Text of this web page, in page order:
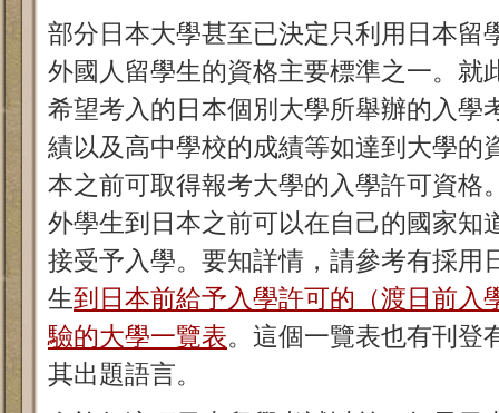
部分日本大學甚至已決定只利用日本留
外國人留學生的資格主要標準之一。就
希望考入的日本個別大學所舉辦的入學
績以及高中學校的成績等如達到大學的
本之前可取得報考大學的入學許可資格
外學生到日本之前可以在自己的國家知
接受予入學。要知詳情，請參考有採用
生到日本前給予入學許可的（渡日前入
驗的大學一覽表。這個一覽表也有刊登
其出題語言。